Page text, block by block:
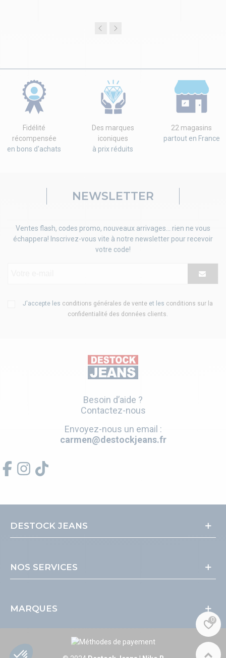
Fidélité
récompensée
en bons d'achats
Des marques
iconiques
à prix réduits
22 magasins
partout en France
NEWSLETTER
Ventes flash, codes promo, nouveaux arrivages... rien ne vous
échappera! Inscrivez-vous vite à notre newsletter pour recevoir
votre code!
J'accepte les conditions générales de vente et les conditions sur la
confidentialité des données clients
Besoin d’aide ?
Contactez-nous
Envoyez-nous un email :
carmen@destockjeans.fr
DESTOCK JEANS
NOS SERVICES
MARQUES
0